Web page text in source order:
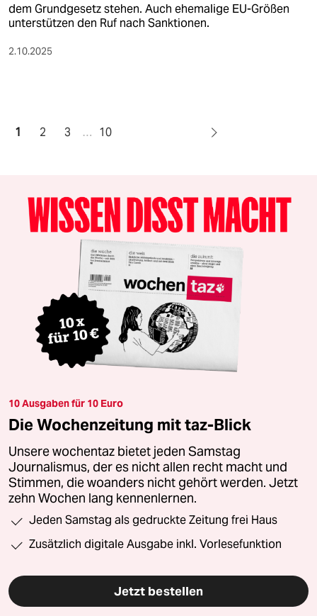
dem Grundgesetz stehen. Auch ehemalige EU-Größen
unterstützen den Ruf nach Sanktionen.
2.10.2025
1 2 3 … 10
10 Ausgaben für 10 Euro
Die Wochenzeitung mit taz-Blick
Unsere wochentaz bietet jeden Samstag
Journalismus, der es nicht allen recht macht und
Stimmen, die woanders nicht gehört werden. Jetzt
zehn Wochen lang kennenlernen.
Jeden Samstag als gedruckte Zeitung frei Haus
Zusätzlich digitale Ausgabe inkl. Vorlesefunktion
Jetzt bestellen